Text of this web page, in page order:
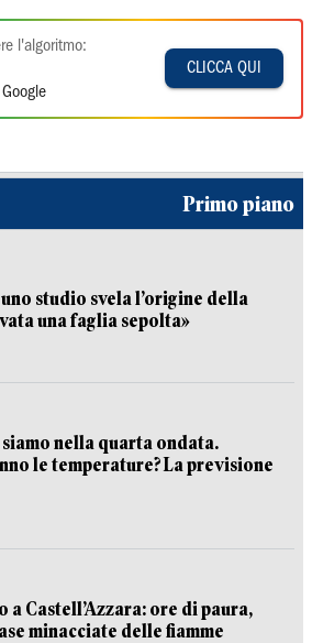
l'algoritmo:
CLICCA QUI
Primo piano
studio svela l’origine della
una faglia sepolta»
nella quarta ondata.
le temperature? La previsione
a Castell’Azzara: ore di paura,
minacciate delle fiamme